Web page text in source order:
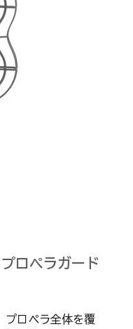
ペラガード
ロペラ全体を覆